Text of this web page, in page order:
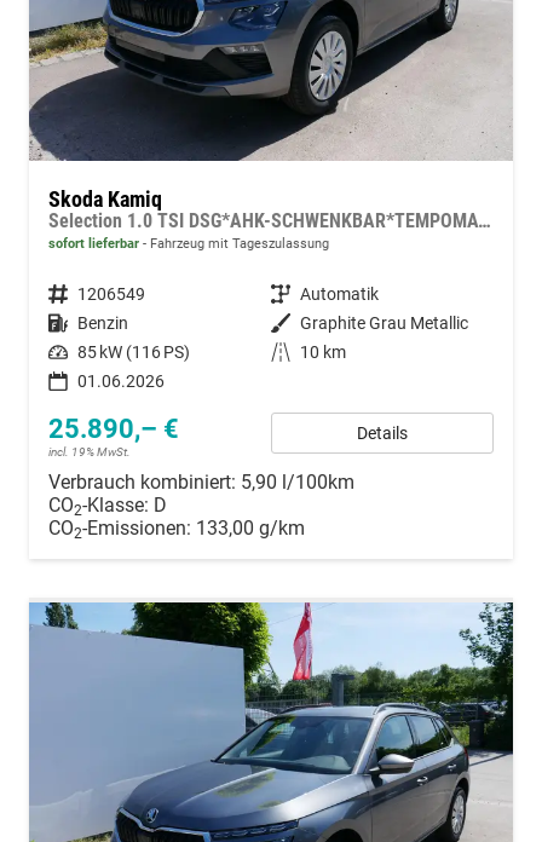
Skoda Kamiq
Selection 1.0 TSI DSG*AHK-SCHWENKBAR*TEMPOMAT*PDC-HINTEN*KEYLESS-GO*SHZ*
sofort lieferbar Fahrzeug mit Tageszulassung
Fahrzeugnummer 1206549 Getriebe Automatik
Kraftstoff Benzin Außenfarbe Graphite Grau Metallic
Leistung 85 kW (116 PS) Kilometerstand
10 km
01.06.2026
25.890,– €
incl. 19% MwSt.
Details
Verbrauch kombiniert: 5,90 l/100km
CO2-Klasse: D
CO2-Emissionen: 133,00 g/km